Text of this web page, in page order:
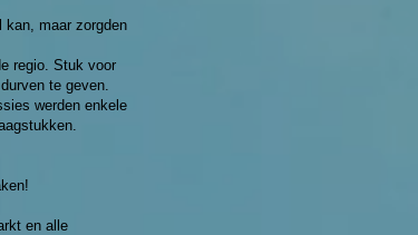
kan, maar zorgden
regio. Stuk voor
te geven.
werden enkele
en alle